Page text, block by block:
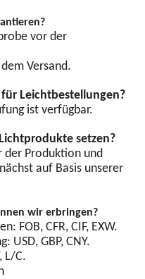
Sockel
vor der
Versand.
Leichtbestellungen?
ist verfügbar.
setzen?
der Produktion und
auf Basis unserer
wir erbringen?
FOB, CFR, CIF, EXW.
USD, GBP, CNY.
L/C.